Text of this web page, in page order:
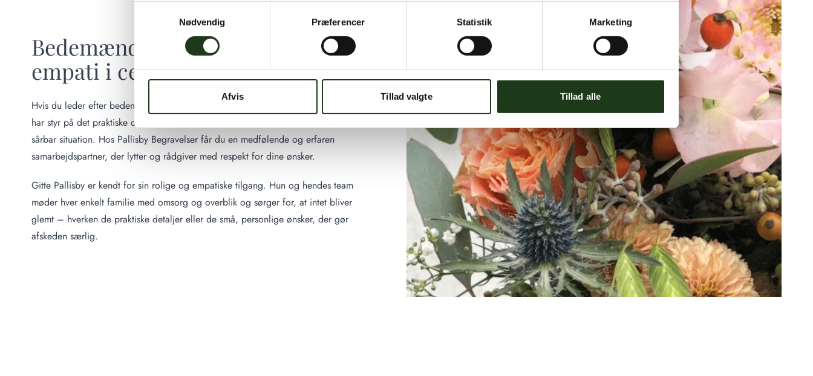
Nødvendig
Præferencer Statistik Marketing
Afvis Tillad valgte Tillad alle
Bedemænd Gedved – Erfaring og
empati i centrum
Hvis du leder efter bedemænd i Gedved, er det vigtigt at møde nogen, der både
har styr på det praktiske og som forstår at være til stede i en følelsesmæssigt
sårbar situation. Hos Pallisby Begravelser får du en medfølende og erfaren
samarbejdspartner, der lytter og rådgiver med respekt for dine ønsker.
Gitte Pallisby er kendt for sin rolige og empatiske tilgang. Hun og hendes team
møder hver enkelt familie med omsorg og overblik og sørger for, at intet bliver
glemt – hverken de praktiske detaljer eller de små, personlige ønsker, der gør
afskeden særlig.